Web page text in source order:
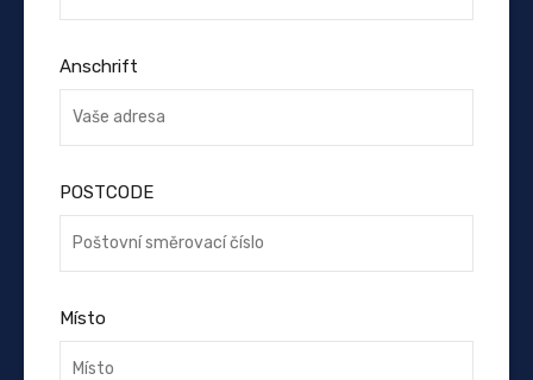
Anschrift
POSTCODE
Místo